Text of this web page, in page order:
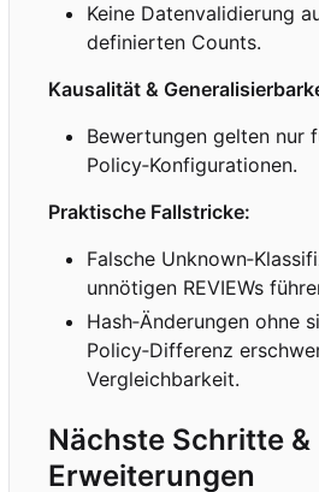
Keine Datenvalidierung
definierten Counts.
Kausalität &
Bewertungen gelten nur
Policy‑Konfigurationen.
Praktische Fallstricke:
Falsche Unknown‑
unnötigen REVIEWs
Hash‑Änderungen ohne
Policy‑Differenz
Vergleichbarkeit.
Nächste Schritte &
Erweiterungen